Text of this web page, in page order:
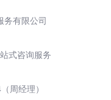
务有限公司
式咨询服务
周经理）